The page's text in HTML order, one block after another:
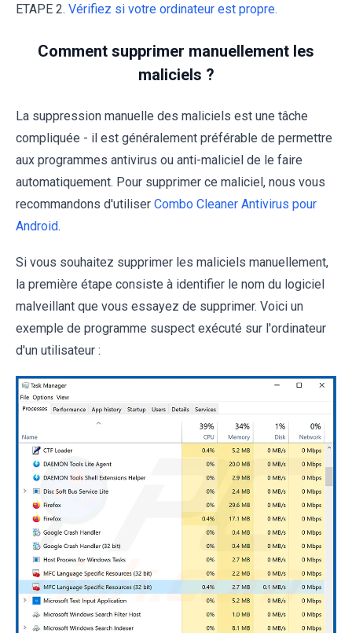
ETAPE 2. Vérifiez si votre ordinateur est propre.
Comment supprimer manuellement les
maliciels ?
La suppression manuelle des maliciels est une tâche
compliquée - il est généralement préférable de permettre
aux programmes antivirus ou anti-maliciel de le faire
automatiquement. Pour supprimer ce maliciel, nous vous
recommandons d'utiliser Combo Cleaner Antivirus pour
Android.
Si vous souhaitez supprimer les maliciels manuellement,
la première étape consiste à identifier le nom du logiciel
malveillant que vous essayez de supprimer. Voici un
exemple de programme suspect exécuté sur l'ordinateur
d'un utilisateur :